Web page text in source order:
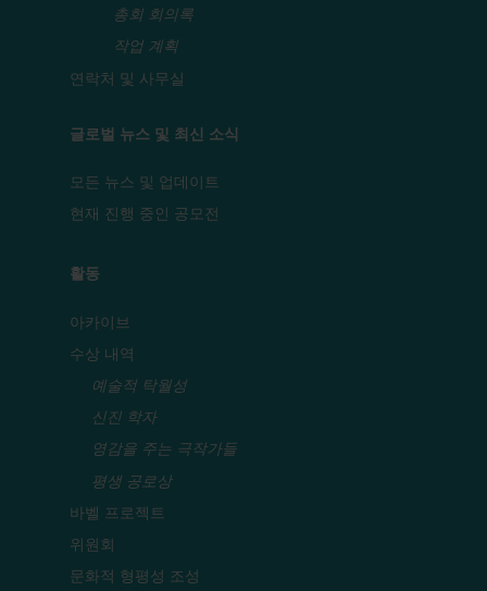
총회 회의록
작업 계획
연락처 및 사무실
글로벌 뉴스 및 최신 소식
모든 뉴스 및 업데이트
현재 진행 중인 공모전
활동
아카이브
수상 내역
예술적 탁월성
신진 학자
영감을 주는 극작가들
평생 공로상
바벨 프로젝트
위원회
문화적 형평성 조성